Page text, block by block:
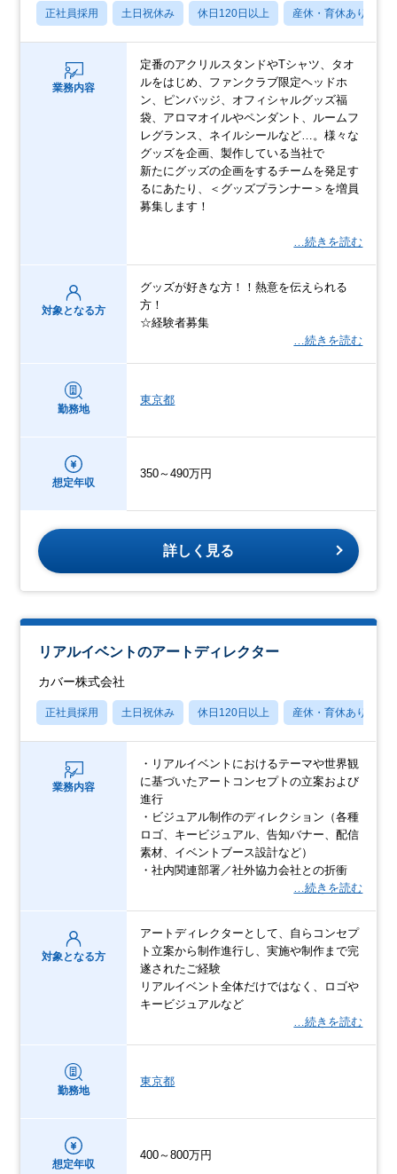
正社員採用 土日祝休み 休日120日以上 産休・育休あり
業務内容
定番のアクリルスタンドやTシャツ、タオ
ルをはじめ、ファンクラブ限定ヘッドホ
ン、ピンバッジ、オフィシャルグッズ福
袋、アロマオイルやペンダント、ルームフ
レグランス、ネイルシールなど…。様々な
グッズを企画、製作している当社で
新たにグッズの企画をするチームを発足す
るにあたり、＜グッズプランナー＞を増員
募集します！
…続きを読む
対象となる方
グッズが好きな方！！熱意を伝えられる
方！
☆経験者募集
…続きを読む
勤務地
東京都
想定年収
350～490万円
詳しく見る
リアルイベントのアートディレクター
カバー株式会社
正社員採用 土日祝休み 休日120日以上 産休・育休あり
業務内容
・リアルイベントにおけるテーマや世界観
に基づいたアートコンセプトの立案および
進行
・ビジュアル制作のディレクション（各種
ロゴ、キービジュアル、告知バナー、配信
素材、イベントブース設計など）
・社内関連部署／社外協力会社との折衝
…続きを読む
対象となる方
アートディレクターとして、自らコンセプ
ト立案から制作進行し、実施や制作まで完
遂されたご経験
リアルイベント全体だけではなく、ロゴや
キービジュアルなど
…続きを読む
勤務地
東京都
想定年収
400～800万円